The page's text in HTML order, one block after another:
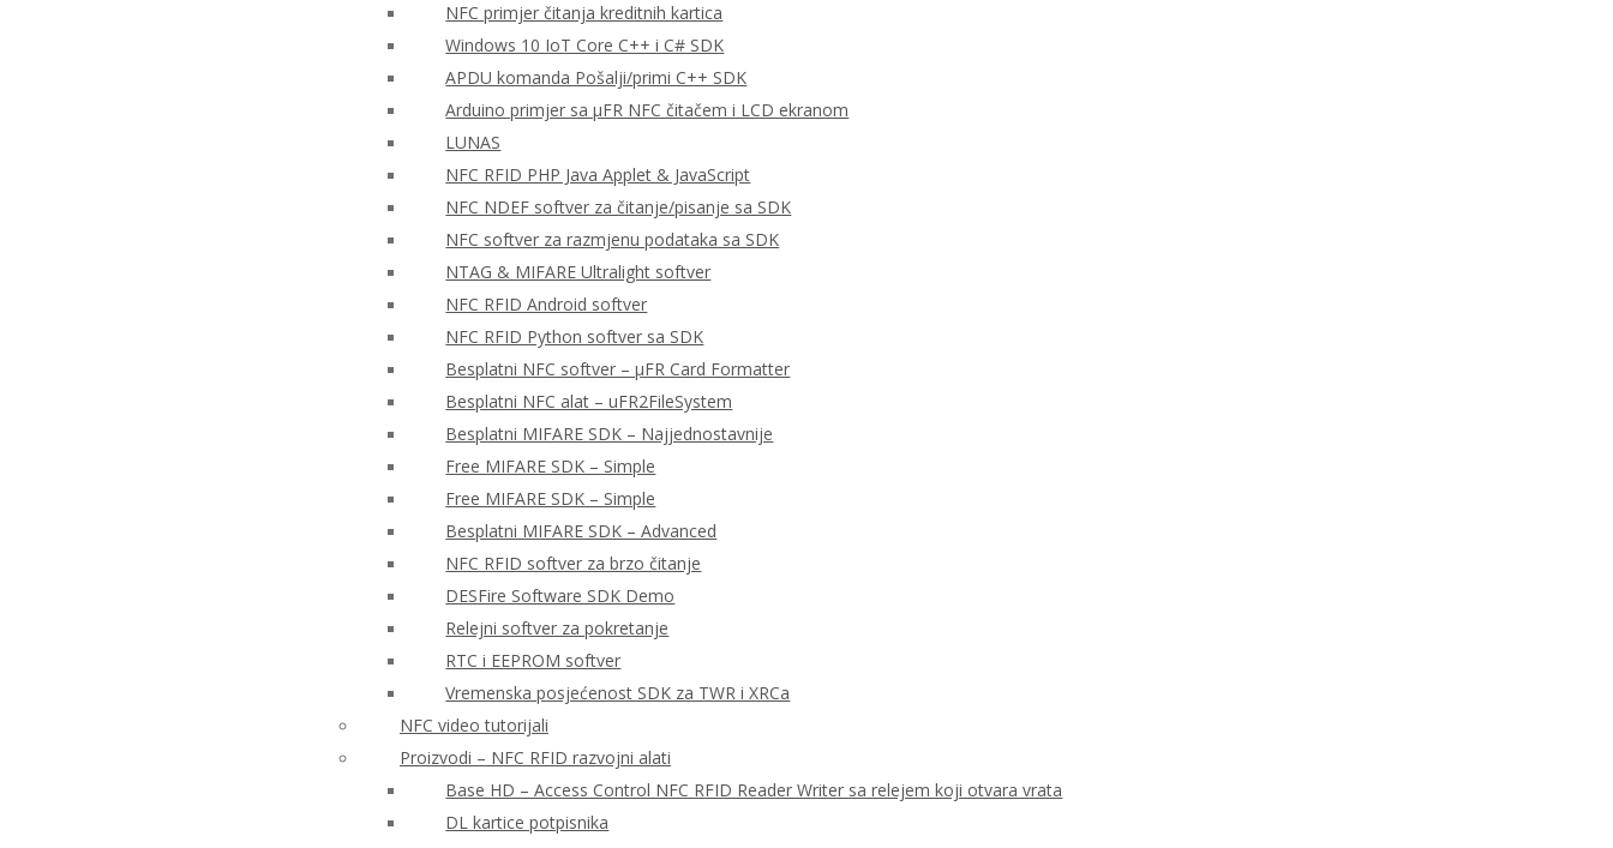
NFC primjer čitanja kreditnih kartica
Windows 10 IoT Core C++ i C# SDK
APDU komanda Pošalji/primi C++ SDK
Arduino primjer sa μFR NFC čitačem i LCD ekranom
LUNAS
NFC RFID PHP Java Applet & JavaScript
NFC NDEF softver za čitanje/pisanje sa SDK
NFC softver za razmjenu podataka sa SDK
NTAG & MIFARE Ultralight softver
NFC RFID Android softver
NFC RFID Python softver sa SDK
Besplatni NFC softver – μFR Card Formatter
Besplatni NFC alat – uFR2FileSystem
Besplatni MIFARE SDK – Najjednostavnije
Free MIFARE SDK – Simple
Free MIFARE SDK – Simple
Besplatni MIFARE SDK – Advanced
NFC RFID softver za brzo čitanje
DESFire Software SDK Demo
Relejni softver za pokretanje
RTC i EEPROM softver
Vremenska posjećenost SDK za TWR i XRCa
NFC video tutorijali
Proizvodi – NFC RFID razvojni alati
Base HD – Access Control NFC RFID Reader Writer sa relejem koji otvara vrata
DL kartice potpisnika